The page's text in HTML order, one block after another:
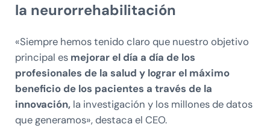
la neurorrehabilitación
«Siempre hemos tenido claro que nuestro objetivo
principal es mejorar el día a día de los
profesionales de la salud y lograr el máximo
beneficio de los pacientes a través de la
innovación, la investigación y los millones de datos
que generamos», destaca el CEO.